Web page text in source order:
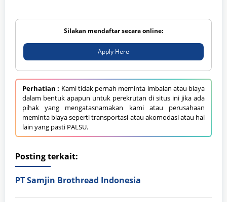
Silakan mendaftar secara online:
Apply Here
Perhatian : Kami tidak pernah meminta imbalan atau biaya
dalam bentuk apapun untuk perekrutan di situs ini jika ada
pihak yang mengatasnamakan kami atau perusahaan
meminta biaya seperti transportasi atau akomodasi atau hal
lain yang pasti PALSU.
Posting terkait:
PT Samjin Brothread Indonesia